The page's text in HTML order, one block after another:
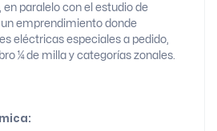
en paralelo con el estudio de
emprendimiento donde
eléctricas especiales a pedido,
¼ de milla y categorías zonales.